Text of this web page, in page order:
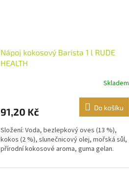
Nápoj kokosový Barista 1 l RUDE
HEALTH
Skladem
91,20 Kč Do košíku
Složení: Voda, bezlepkový oves (13 %),
kokos (2 %), slunečnicový olej, mořská sůl,
přírodní kokosové aroma, guma gelan.